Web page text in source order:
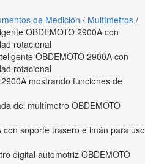
de Medición / Multímetros /
OBDEMOTO 2900A con
rotacional